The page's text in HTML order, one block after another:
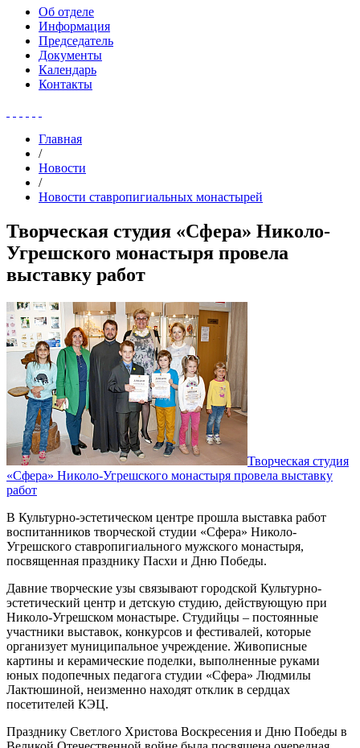
Об отделе
Информация
Председатель
Документы
Календарь
Контакты
Главная
/
Новости
/
Новости ставропигиальных монастырей
Творческая студия «Сфера» Николо-
Угрешского монастыря провела
выставку работ
Творческая студия
«Сфера» Николо-Угрешского монастыря провела выставку
работ
В Культурно-эстетическом центре прошла выставка работ
воспитанников творческой студии «Сфера» Николо-
Угрешского ставропигиального мужского монастыря,
посвященная празднику Пасхи и Дню Победы.
Давние творческие узы связывают городской Культурно-
эстетический центр и детскую студию, действующую при
Николо-Угрешском монастыре. Студийцы – постоянные
участники выставок, конкурсов и фестивалей, которые
организует муниципальное учреждение. Живописные
картины и керамические поделки, выполненные руками
юных подопечных педагога студии «Сфера» Людмилы
Лактюшиной, неизменно находят отклик в сердцах
посетителей КЭЦ.
Празднику Светлого Христова Воскресения и Дню Победы в